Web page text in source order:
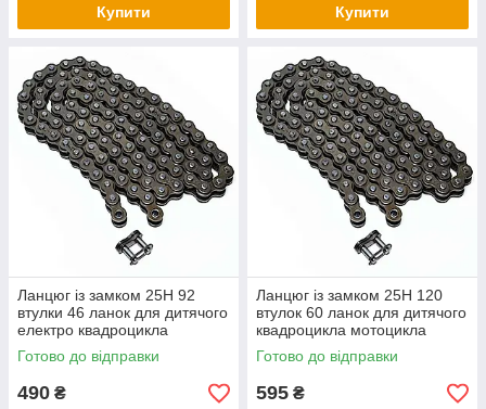
Купити Купити
Ланцюг із замком 25H 92
втулки 46 ланок для дитячого
електро квадроцикла
Готово до відправки
490 ₴
Ланцюг із замком 25H 120
втулок 60 ланок для дитячого
квадроцикла мотоцикла
Готово до відправки
595 ₴